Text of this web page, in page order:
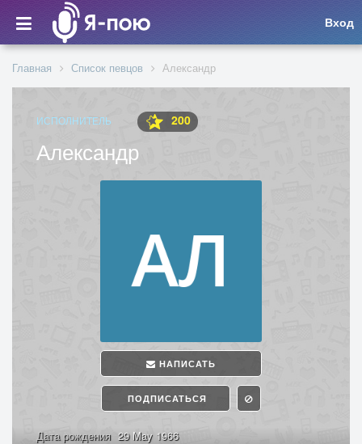
Вход
Главная Список певцов Александр
ИСПОЛНИТЕЛЬ 200
Александр
НАПИСАТЬ
ПОДПИСАТЬСЯ
Дата рождения 29 May 1966